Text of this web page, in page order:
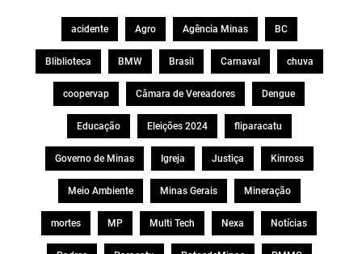
acidente Agro Agência Minas BC
Bliblioteca BMW Brasil Carnaval chuva
coopervap Câmara de Vereadores Dengue
Educação Eleições 2024 fliparacatu
Governo de Minas Igreja Justiça Kinross
Meio Ambiente Minas Gerais Mineração
mortes MP Multi Tech Nexa Notícias